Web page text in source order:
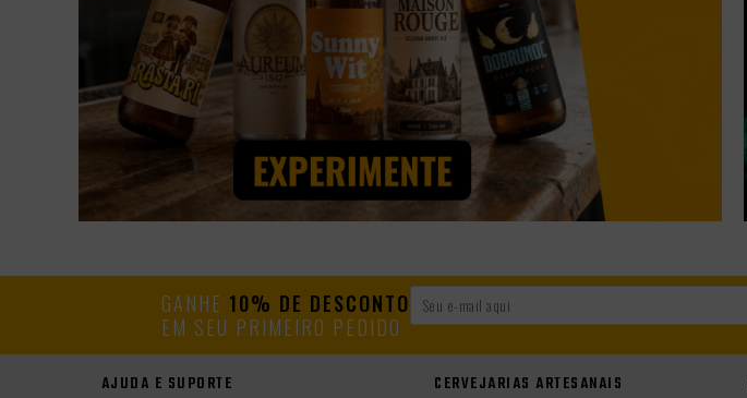
GANHE 10% DE DESCONTO
EM SEU PRIMEIRO PEDIDO
AJUDA E SUPORTE CERVEJARIAS ARTESANAIS